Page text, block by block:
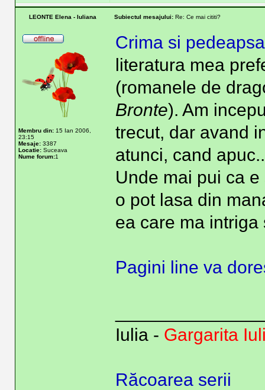
LEONTE Elena - Iuliana Subiectul mesajului: Re: Ce mai cititi?
Membru din: 15 Ian 2006,
23:15
Mesaje: 3387
Locatie: Suceava
Nume forum:1
Crima si pedeapsa
literatura mea
(romanele de
Bronte). Am
trecut, dar avand
atunci, cand
Unde mai pui ca
o pot lasa din
ea care ma
Pagini line va
Iulia - Gargarita
Răcoarea serii